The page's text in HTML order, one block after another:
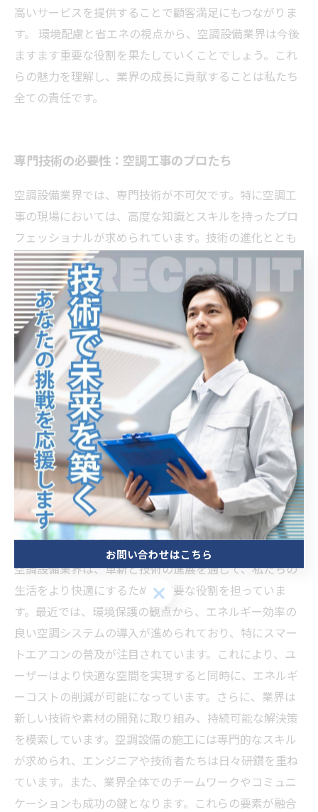
高いサービスを提供することで顧客満足にもつながりま
す。 環境配慮と省エネの視点から、空調設備業界は今後
ますます重要な役割を果たしていくことでしょう。これ
らの魅力を理解し、業界の成長に貢献することは私たち
全ての責任です。
専門技術の必要性：空調工事のプロたち
空調設備業界では、専門技術が不可欠です。特に空調工
事の現場においては、高度な知識とスキルを持ったプロ
フェッショナルが求められています。技術の進化ととも
に、エアコンや暖房システムはますます複雑化していま
す。これに対応するためには、最新の機器に関する理解
やトラブルシューティングの能力が必要です。さらに、
エネルギー効率の向上や環境への配慮が重要視される
中、適切な設備の選定や設置が求められます。この業界
で働くことは、ただの技術者ではなく、環境問題にも配
慮した責任感のあるプロフェッショナルであることを意
味します。こうした専門技術を持つことは、単に仕事を
するだけでなく、自らの成長にも繋がります。業界の変
化に対応し、新たな挑戦に挑む姿勢が、空調設備業界の
魅力のひとつなのです。
革新を追求する空調設備業界の未来
空調設備業界は、革新と技術の進展を通じて、私たちの
生活をより快適にするための重要な役割を担っていま
す。最近では、環境保護の観点から、エネルギー効率の
良い空調システムの導入が進められており、特にスマー
トエアコンの普及が注目されています。これにより、ユ
ーザーはより快適な空間を実現すると同時に、エネルギ
ーコストの削減が可能になっています。さらに、業界は
新しい技術や素材の開発に取り組み、持続可能な解決策
を模索しています。空調設備の施工には専門的なスキル
が求められ、エンジニアや技術者たちは日々研鑽を重ね
ています。また、業界全体でのチームワークやコミュニ
ケーションも成功の鍵となります。これらの要素が融合
お問い合わせはこちら
お問い合わせはこちら